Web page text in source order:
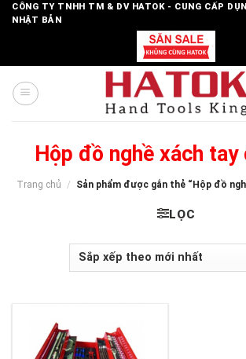
SkipCÔNG TY TNHH TM & DV HATOK - CUNG CẤP
NHẬT BẢN
Hộp đồ nghề xách tay
Trang chủ / Sản phẩm được gắn thẻ “Hộp đồ
LỌC